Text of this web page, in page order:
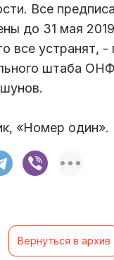
Все
до 31 мая
все устранят,
штаба
«Номер один».
Вернуться в архив